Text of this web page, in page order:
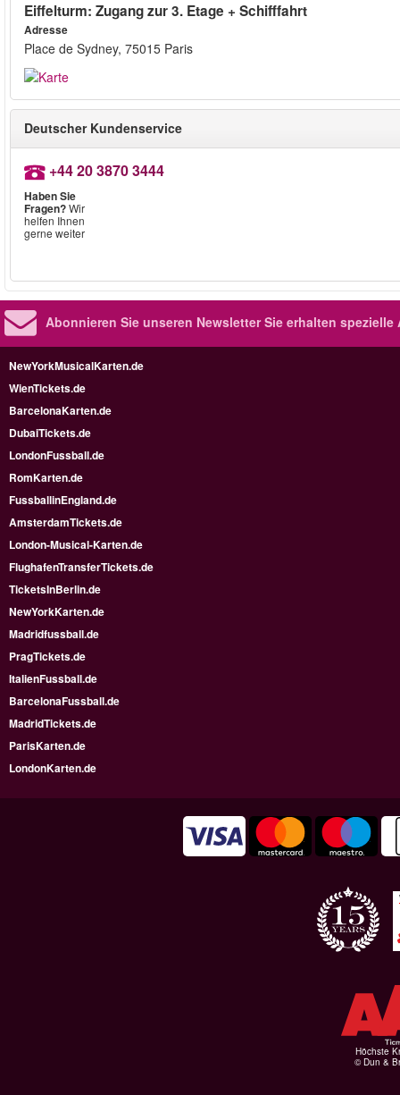
Eiffelturm: Zugang zur 3. Etage + Schifffahrt
Adresse
Place de Sydney, 75015 Paris
Deutscher Kundenservice
+44 20 3870 3444
Haben Sie
Fragen?Wir
helfen Ihnen
gerne weiter
Abonnieren Sie unseren NewsletterSie erhalten spezielle
NewYorkMusicalKarten.de
WienTickets.de
BarcelonaKarten.de
DubaiTickets.de
LondonFussball.de
RomKarten.de
FussballinEngland.de
AmsterdamTickets.de
London-Musical-Karten.de
FlughafenTransferTickets.de
TicketsInBerlin.de
NewYorkKarten.de
Madridfussball.de
PragTickets.de
ItalienFussball.de
BarcelonaFussball.de
MadridTickets.de
ParisKarten.de
LondonKarten.de
Höchste
© Dun &